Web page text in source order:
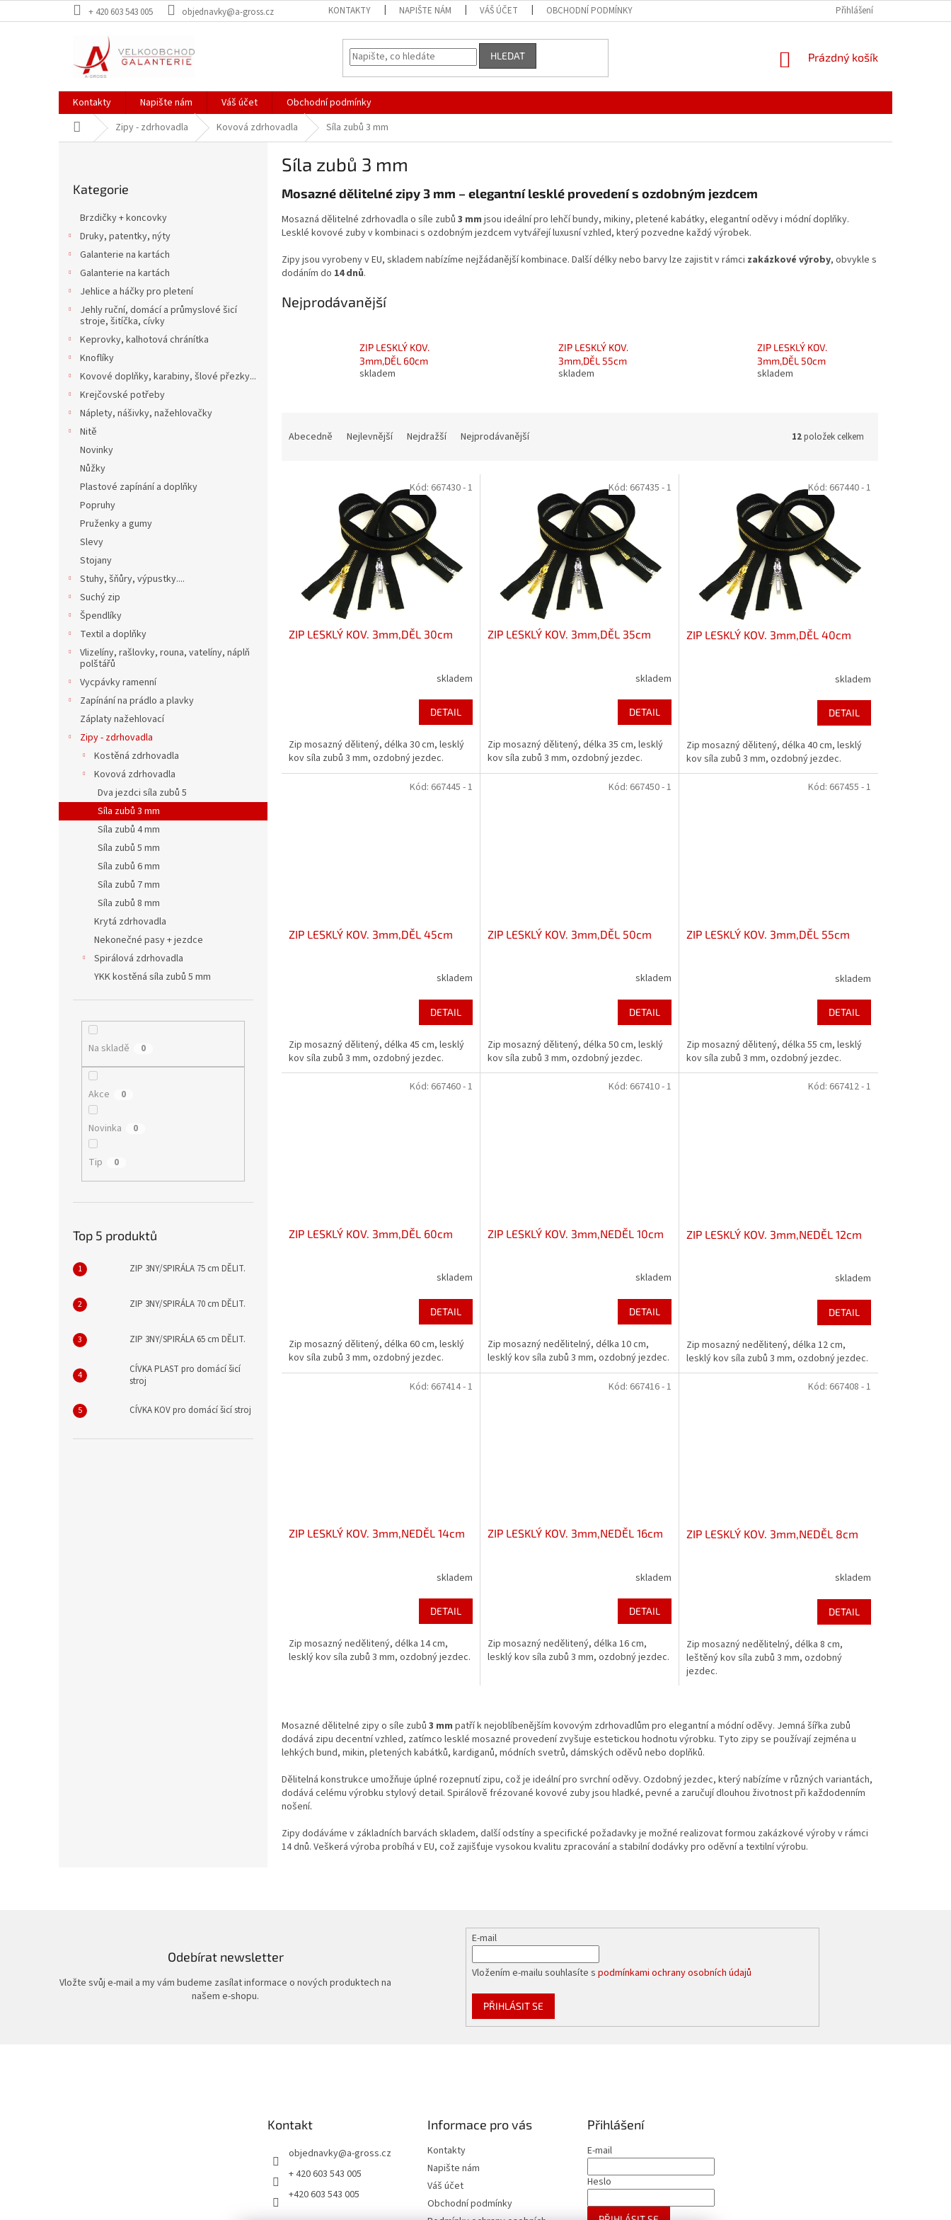
na
+ 420 603 543 005 objednavky@a-gross.cz KONTAKTY NAPIŠTE NÁM VÁŠ ÚČET OBCHODNÍ PODMÍNKY REKLAMACE
Přihlášení
HLEDAT
NÁKUPNÍ
Prázdný košík
Kontakty Napište nám Váš účet
Obchodní podmínky
Domů Zipy - zdrhovadla Kovová zdrhovadla Síla zubů 3 mm
kategorie
Kategorie
Brzdičky + koncovky
Druky, patentky, nýty
Galanterie na kartách
Galanterie na kartách
Jehlice a háčky pro pletení
Jehly ruční, domácí a průmyslové šicí
stroje, šitíčka, cívky
Keprovky, kalhotová chránítka
Knoflíky
Kovové doplňky, karabiny, šlové přezky...
Krejčovské potřeby
Náplety, nášivky, nažehlovačky
Nitě
Novinky
Nůžky
Plastové zapínání a doplňky
Popruhy
Pruženky a gumy
Slevy
Stojany
Stuhy, šňůry, výpustky....
Suchý zip
Špendlíky
Textil a doplňky
Vlizelíny, rašlovky, rouna, vatelíny, náplň
polštářů
Vycpávky ramenní
Zapínání na prádlo a plavky
Záplaty nažehlovací
Zipy - zdrhovadla
Kostěná zdrhovadla
Kovová zdrhovadla
Dva jezdci síla zubů 5
Síla zubů 3 mm
Síla zubů 4 mm
Síla zubů 5 mm
Síla zubů 6 mm
Síla zubů 7 mm
Síla zubů 8 mm
Krytá zdrhovadla
Nekonečné pasy + jezdce
Spirálová zdrhovadla
YKK kostěná síla zubů 5 mm
Na skladě 0
Akce 0
Novinka 0
Tip 0
Top 5 produktů
ZIP 3NY/SPIRÁLA 75 cm DĚLIT.
ZIP 3NY/SPIRÁLA 70 cm DĚLIT.
ZIP 3NY/SPIRÁLA 65 cm DĚLIT.
CÍVKA PLAST pro domácí šicí
stroj
CÍVKA KOV pro domácí šicí stroj
Síla zubů 3 mm
Mosazné dělitelné zipy 3 mm – elegantní lesklé provedení s ozdobným jezdcem
Mosazná dělitelné zdrhovadla o síle zubů 3 mm jsou ideální pro lehčí bundy, mikiny, pletené kabátky, elegantní oděvy i módní doplňky.
Lesklé kovové zuby v kombinaci s ozdobným jezdcem vytvářejí luxusní vzhled, který pozvedne každý výrobek.
Zipy jsou vyrobeny v EU, skladem nabízíme nejžádanější kombinace. Další délky nebo barvy lze zajistit v rámci zakázkové výroby, obvykle s
dodáním do 14 dnů.
Nejprodávanější
ZIP LESKLÝ KOV.
3mm,DĚL 60cm
skladem
ZIP LESKLÝ KOV.
3mm,DĚL 55cm
skladem
ZIP LESKLÝ KOV.
3mm,DĚL 50cm
skladem
Abecedně Nejlevnější Nejdražší Nejprodávanější 12položek celkem
ZIP LESKLÝ KOV. 3mm,DĚL 30cm
skladem
DETAIL
Zip mosazný dělitený, délka 30 cm, lesklý
kov síla zubů 3 mm, ozdobný jezdec.
Kód: 667430 - 1
ZIP LESKLÝ KOV. 3mm,DĚL 35cm
skladem
DETAIL
Zip mosazný dělitený, délka 35 cm, lesklý
kov síla zubů 3 mm, ozdobný jezdec.
Kód: 667435 - 1
ZIP LESKLÝ KOV. 3mm,DĚL 40cm
skladem
DETAIL
Zip mosazný dělitený, délka 40 cm, lesklý
kov síla zubů 3 mm, ozdobný jezdec.
Kód: 667440 - 1
ZIP LESKLÝ KOV. 3mm,DĚL 45cm
skladem
DETAIL
Zip mosazný dělitený, délka 45 cm, lesklý
kov síla zubů 3 mm, ozdobný jezdec.
Kód: 667445 - 1
ZIP LESKLÝ KOV. 3mm,DĚL 50cm
skladem
DETAIL
Zip mosazný dělitený, délka 50 cm, lesklý
kov síla zubů 3 mm, ozdobný jezdec.
Kód: 667450 - 1
ZIP LESKLÝ KOV. 3mm,DĚL 55cm
skladem
DETAIL
Zip mosazný dělitený, délka 55 cm, lesklý
kov síla zubů 3 mm, ozdobný jezdec.
Kód: 667455 - 1
ZIP LESKLÝ KOV. 3mm,DĚL 60cm
skladem
DETAIL
Zip mosazný dělitený, délka 60 cm, lesklý
kov síla zubů 3 mm, ozdobný jezdec.
Kód: 667460 - 1
ZIP LESKLÝ KOV. 3mm,NEDĚL 10cm
skladem
DETAIL
Zip mosazný nedělitelný, délka 10 cm,
lesklý kov síla zubů 3 mm, ozdobný jezdec.
Kód: 667410 - 1
ZIP LESKLÝ KOV. 3mm,NEDĚL 12cm
skladem
DETAIL
Zip mosazný nedělitený, délka 12 cm,
lesklý kov síla zubů 3 mm, ozdobný jezdec.
Kód: 667412 - 1
ZIP LESKLÝ KOV. 3mm,NEDĚL 14cm
skladem
DETAIL
Zip mosazný nedělitený, délka 14 cm,
lesklý kov síla zubů 3 mm, ozdobný jezdec.
Kód: 667414 - 1
ZIP LESKLÝ KOV. 3mm,NEDĚL 16cm
skladem
DETAIL
Zip mosazný nedělitený, délka 16 cm,
lesklý kov síla zubů 3 mm, ozdobný jezdec.
Kód: 667416 - 1
ZIP LESKLÝ KOV. 3mm,NEDĚL 8cm
skladem
DETAIL
Zip mosazný nedělitelný, délka 8 cm,
leštěný kov síla zubů 3 mm, ozdobný
jezdec.
Kód: 667408 - 1
v
l
á
d
c
í
v
k
s
u
Mosazné dělitelné zipy o síle zubů 3 mm patří k nejoblíbenějším kovovým zdrhovadlům pro elegantní a módní oděvy. Jemná šířka zubů
dodává zipu decentní vzhled, zatímco lesklé mosazné provedení zvyšuje estetickou hodnotu výrobku. Tyto zipy se používají zejména u
lehkých bund, mikin, pletených kabátků, kardi­ganů, módních svetrů, dámských oděvů nebo doplňků.
Dělitelná konstrukce umožňuje úplné rozepnutí zipu, což je ideální pro svrchní oděvy. Ozdobný jezdec, který nabízíme v různých variantách,
dodává celému výrobku stylový detail. Spirálově frézované kovové zuby jsou hladké, pevné a zaručují dlouhou životnost při každodenním
nošení.
Zipy dodáváme v základních barvách skladem, další odstíny a specifické požadavky je možné realizovat formou zakázkové výroby v rámci
14 dnů. Veškerá výroba probíhá v EU, což zajišťuje vysokou kvalitu zpracování a stabilní dodávky pro oděvní a textilní výrobu.
Odebírat newsletter
Vložte svůj e-mail a my vám budeme zasílat informace o nových produktech na
našem e-shopu.
E-mail
Vložením e-mailu souhlasíte spodmínkami ochrany osobních údajů
PŘIHLÁSIT SE
Kontakt
objednavky@a-gross.cz
+ 420 603 543 005
+420 603 543 005
Informace pro vás
Kontakty
Napište nám
Váš účet
Obchodní podmínky
Přihlášení
E-mail
Heslo